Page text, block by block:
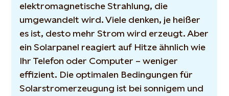
elektromagnetische Strahlung, die
umgewandelt wird. Viele denken, je heißer
es ist, desto mehr Strom wird erzeugt. Aber
ein Solarpanel reagiert auf Hitze ähnlich wie
Ihr Telefon oder Computer – weniger
effizient. Die optimalen Bedingungen für
Solarstromerzeugung ist bei sonnigem und